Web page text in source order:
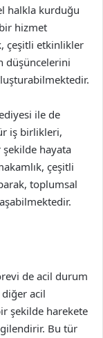
halkla kurduğu
hizmet
çeşitli etkinlikler
düşüncelerini
ile de
iş birlikleri,
hayata
çeşitli
toplumsal
de acil durum
acil
şekilde harekete
Bu tür